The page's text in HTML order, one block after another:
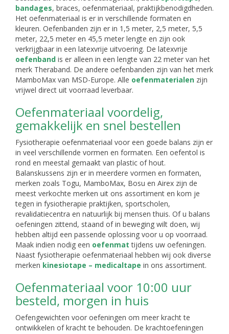
bandages, braces, oefenmateriaal, praktijkbenodigdheden.
Het oefenmateriaal is er in verschillende formaten en
kleuren. Oefenbanden zijn er in 1,5 meter, 2,5 meter, 5,5
meter, 22,5 meter en 45,5 meter lengte en zijn ook
verkrijgbaar in een latexvrije uitvoering. De latexvrije
oefenband is er alleen in een lengte van 22 meter van het
merk Theraband. De andere oefenbanden zijn van het merk
MamboMax van MSD-Europe. Alle oefenmaterialen zijn
vrijwel direct uit voorraad leverbaar.
Oefenmateriaal voordelig,
gemakkelijk en snel bestellen
Fysiotherapie oefenmateriaal voor een goede balans zijn er
in veel verschillende vormen en formaten. Een oefentol is
rond en meestal gemaakt van plastic of hout.
Balanskussens zijn er in meerdere vormen en formaten,
merken zoals Togu, MamboMax, Bosu en Airex zijn de
meest verkochte merken uit ons assortiment en kom je
tegen in fysiotherapie praktijken, sportscholen,
revalidatiecentra en natuurlijk bij mensen thuis. Of u balans
oefeningen zittend, staand of in beweging wilt doen, wij
hebben altijd een passende oplossing voor u op voorraad.
Maak indien nodig een oefenmat tijdens uw oefeningen.
Naast fysiotherapie oefenmateriaal hebben wij ook diverse
merken kinesiotape – medicaltape in ons assortiment.
Oefenmateriaal voor 10:00 uur
besteld, morgen in huis
Oefengewichten voor oefeningen om meer kracht te
ontwikkelen of kracht te behouden. De krachtoefeningen